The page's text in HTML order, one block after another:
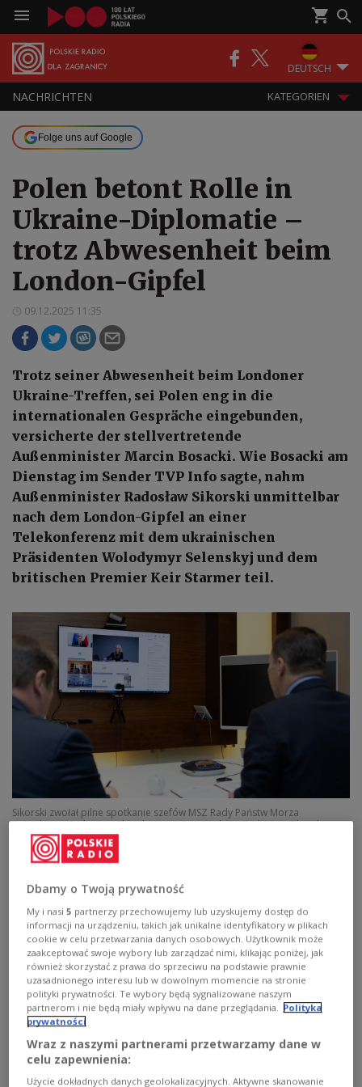
DEUTSCH
NACHRICHTEN KATEGORIEN
Folge uns auf Google
Polen betont Rolle in
Ukraine-Diplomatie –
trotz Abwesenheit beim
London-Gipfel
09.12.2025 11:35
Trotz seiner Abwesenheit beim Londoner
Ukraine-Treffen, sei Polen eng in die
internationalen Gespräche eingebunden,
versicherte der stellvertretende
Außenminister Marcin Bosacki. Wie Bosacki am
Dienstag im Sender TVP Info sagte, nahm
Außenminister Radosław Sikorski unmittelbar
nach dem London-Gipfel an einer
Telekonferenz mit dem ukrainischen
Präsidenten Wolodymyr Selenskyj und dem
britischen Premier Keir Starmer teil.
Sikorski zwołał pilne spotkanie szefów MSZ Rady Państw Morza
Bałtyckiego/Radosław Sikorski X.com/screenshot Radosław Sikorski
X.com/screenshot
Am Montag hatten Starmer, Selenskyj, Frankreichs
Präsident Emmanuel Macron und der deutsche
Kanzler Friedrich Merz in London über die Lage in
der Ukraine beraten. Nach Angaben von Downing
Street wurden bei dem Treffen unter anderem die
Bedeutung der von den USA geführten
Friedensgespräche für die europäische Sicherheit
und die bisherigen Fortschritte hervorgehoben.
Bosacki erklärte,Sikorski habe zeitgleich in einer
von ihm einberufenen Videositzung der
Dbamy o Twoją prywatność
My i nasi5 partnerzy przechowujemy lub uzyskujemy dostęp do
informacji na urządzeniu, takich jak unikalne identyfikatory w plikach
cookie w celu przetwarzania danych osobowych. Użytkownik może
zaakceptować swoje wybory lub zarządzać nimi, klikając poniżej, jak
również skorzystać z prawa do sprzeciwu na podstawie prawnie
uzasadnionego interesu lub w dowolnym momencie na stronie
polityki prywatności. Te wybory będą sygnalizowane naszym
partnerom i nie będą miały wpływu na dane przeglądania. Polityka
prywatności
Wraz z naszymi partnerami przetwarzamy dane w
celu zapewnienia:
Użycie dokładnych danych geolokalizacyjnych. Aktywne skanowanie